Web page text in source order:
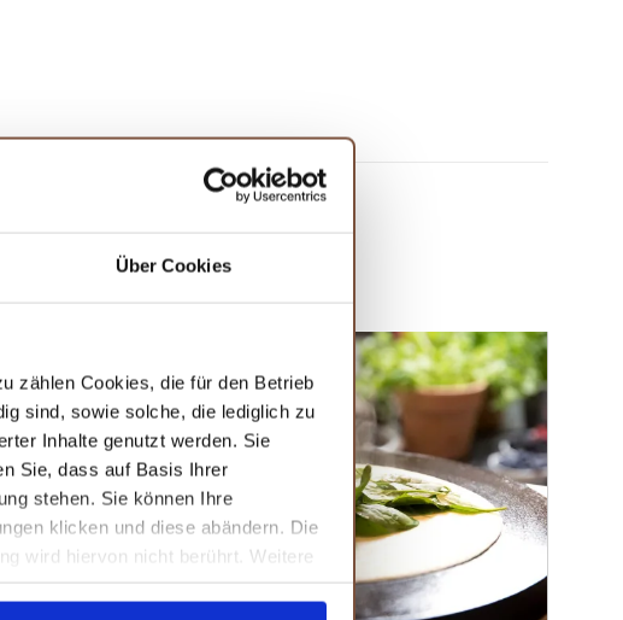
Über Cookies
zählen Cookies, die für den Betrieb
sind, sowie solche, die lediglich zu
Inhalte genutzt werden. Sie
Sie, dass auf Basis Ihrer
stehen. Sie können Ihre
klicken und diese abändern. Die
wird hiervon nicht berührt. Weitere